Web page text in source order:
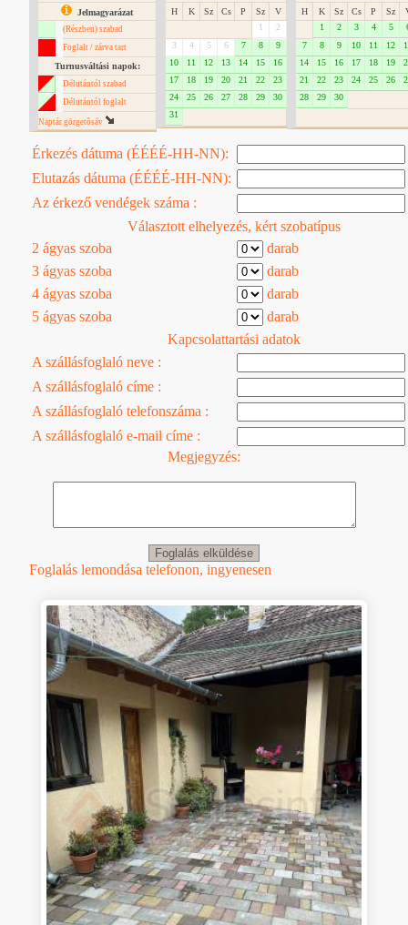
Jelmagyarázat
(Részben) szabad
Foglalt / zárva tart
Turnusváltási napok:
Délutántól szabad
Délutántól foglalt
Naptár görgetôsáv
H
K Sz Cs P Sz
V
1
2
3
4 5 6 7 8
9
10
11 12 13 14 15
16
17
18 19 20 21 22
23
24
25 26 27 28 29
30
31
H
K Sz Cs P Sz
1
2 3 4 5
7
8 9 10 11 12
14
15 16 17 18 19
21
22 23 24 25 26
28
29 30
Érkezés dátuma (ÉÉÉÉ-HH-NN):
Elutazás dátuma (ÉÉÉÉ-HH-NN):
Az érkező vendégek száma :
Választott elhelyezés, kért szobatípus
2 ágyas szoba
darab
3 ágyas szoba
darab
4 ágyas szoba
darab
5 ágyas szoba
darab
Kapcsolattartási adatok
A szállásfoglaló neve :
A szállásfoglaló címe :
A szállásfoglaló telefonszáma :
A szállásfoglaló e-mail címe :
Megjegyzés:
Foglalás lemondása telefonon, ingyenesen